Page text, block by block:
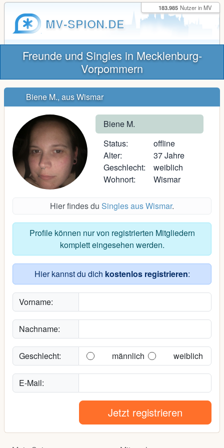
MV-SPION.DE
183.985 Nutzer in MV
Freunde und Singles in Mecklenburg-
Vorpommern
Biene M., aus Wismar
Biene M.
Status:
offline
Alter:
37 Jahre
Geschlecht:
weiblich
Wohnort:
Wismar
Hier findes du Singles aus Wismar.
Profile können nur von registrierten Mitgliedern
komplett eingesehen werden.
Hier kannst du dich kostenlos registrieren:
Vorname:
Nachname:
Geschlecht: männlich weiblich
E-Mail:
Jetzt registrieren